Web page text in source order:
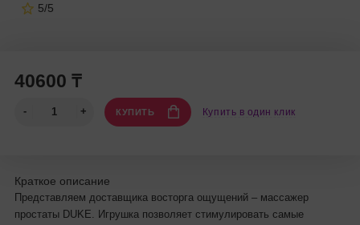
5/5
40600 ₸
КУПИТЬ Купить в один клик
Краткое описание
Представляем доставщика восторга ощущений – массажер
простаты DUKE. Игрушка позволяет стимулировать самые